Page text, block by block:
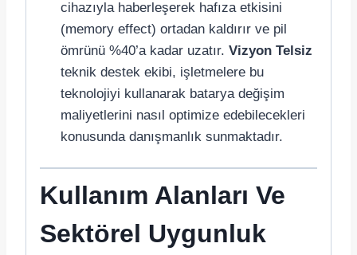
cihazıyla haberleşerek hafıza etkisini
(memory effect) ortadan kaldırır ve pil
ömrünü %40’a kadar uzatır. Vizyon Telsiz
teknik destek ekibi, işletmelere bu
teknolojiyi kullanarak batarya değişim
maliyetlerini nasıl optimize edebilecekleri
konusunda danışmanlık sunmaktadır.
Kullanım Alanları Ve
Sektörel Uygunluk